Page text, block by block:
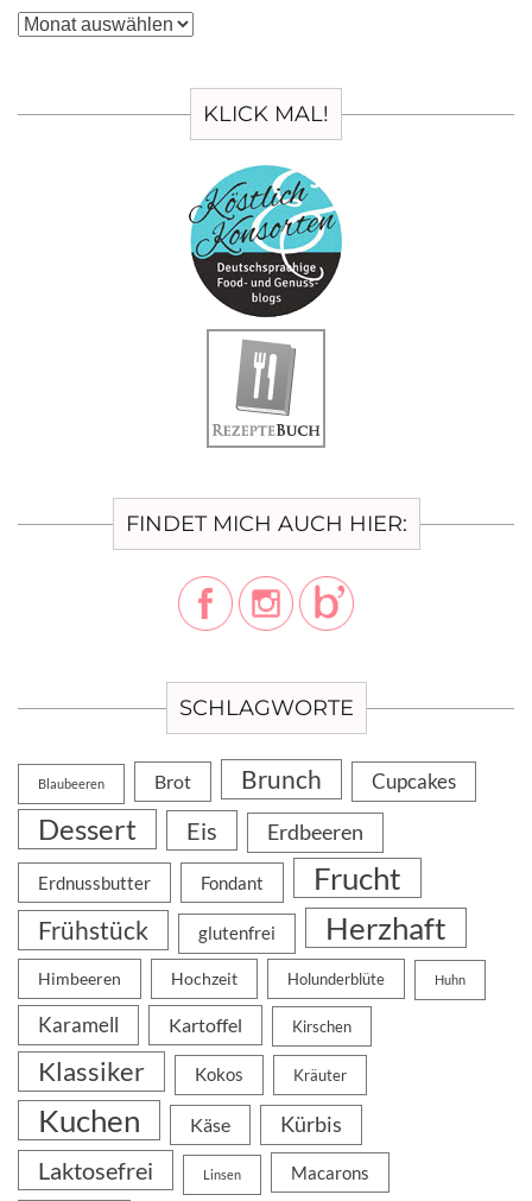
Archiv
KLICK MAL!
FINDET MICH AUCH HIER:
SCHLAGWORTE
Blaubeeren Brot Brunch Cupcakes
Dessert Eis Erdbeeren
Erdnussbutter Fondant Frucht
Frühstück glutenfrei Herzhaft
Himbeeren Hochzeit Holunderblüte Huhn
Karamell Kartoffel Kirschen
Klassiker Kokos Kräuter
Kuchen Käse Kürbis
Laktosefrei Linsen Macarons